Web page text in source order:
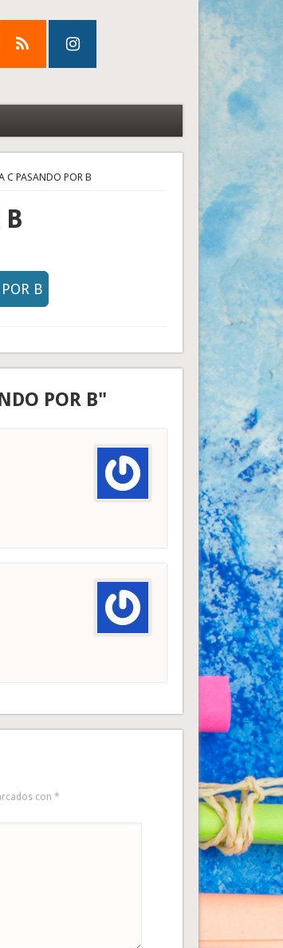
C PASANDO POR B
B
B
POR B"
con*